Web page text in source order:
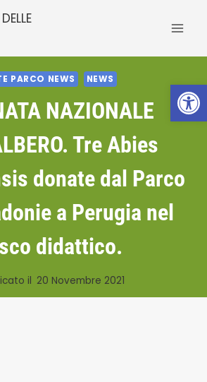
Apri
PARCO NEWS NEWS
NAZIONALE
Tre Abies
donate dal Parco
a Perugia nel
didattico.
il 20 Novembre 2021